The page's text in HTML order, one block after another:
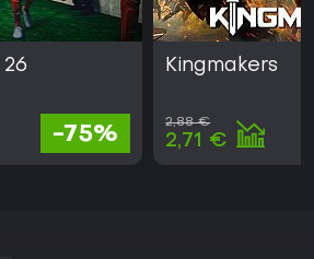
26
-75%
Kingmakers
2,88 €
2,71 €